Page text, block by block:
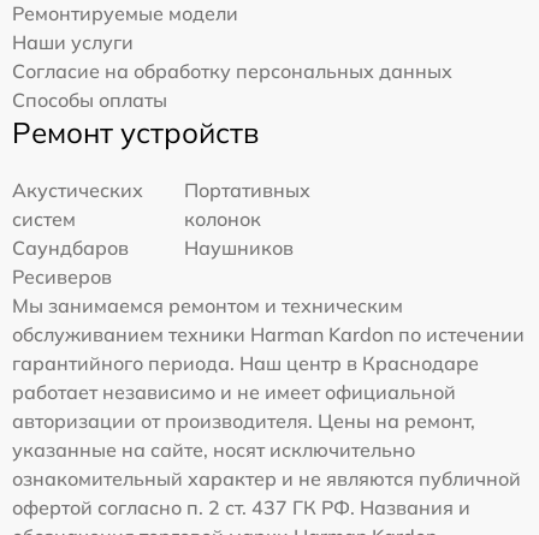
Ремонтируемые модели
Наши услуги
Согласие на обработку персональных данных
Способы оплаты
Ремонт устройств
Акустических
систем
Портативных
колонок
Саундбаров
Наушников
Ресиверов
Мы занимаемся ремонтом и техническим
обслуживанием техники Harman Kardon по истечении
гарантийного периода. Наш центр в Краснодаре
работает независимо и не имеет официальной
авторизации от производителя. Цены на ремонт,
указанные на сайте, носят исключительно
ознакомительный характер и не являются публичной
офертой согласно п. 2 ст. 437 ГК РФ. Названия и